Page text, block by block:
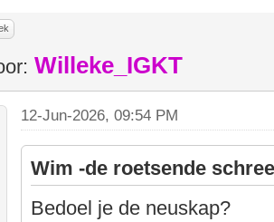
Willeke_IGKT
12-Jun-2026, 09:54 PM
Wim -de roetsende
Bedoel je de neuskap?